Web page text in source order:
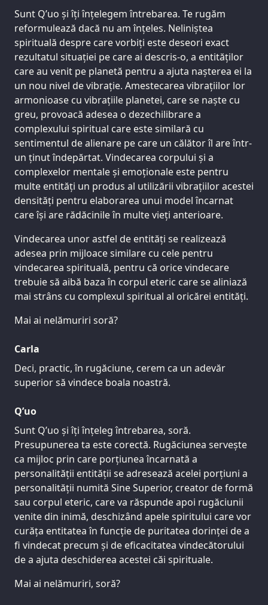
Sunt Q’uo și îți înțelegem întrebarea. Te rugăm
reformulează dacă nu am înțeles. Neliniștea
spirituală despre care vorbiți este deseori exact
rezultatul situației pe care ai descris-o, a entităților
care au venit pe planetă pentru a ajuta nașterea ei la
un nou nivel de vibrație. Amestecarea vibrațiilor lor
armonioase cu vibrațiile planetei, care se naște cu
greu, provoacă adesea o dezechilibrare a
complexului spiritual care este similară cu
sentimentul de alienare pe care un călător îl are într-
un ținut îndepărtat. Vindecarea corpului și a
complexelor mentale și emoționale este pentru
multe entități un produs al utilizării vibrațiilor acestei
densități pentru elaborarea unui model încarnat
care își are rădăcinile în multe vieți anterioare.
Vindecarea unor astfel de entități se realizează
adesea prin mijloace similare cu cele pentru
vindecarea spirituală, pentru că orice vindecare
trebuie să aibă baza în corpul eteric care se aliniază
mai strâns cu complexul spiritual al oricărei entități.
Mai ai nelămuriri soră?
Carla
Deci, practic, în rugăciune, cerem ca un adevăr
superior să vindece boala noastră.
Q’uo
Sunt Q’uo și îți înțeleg întrebarea, soră.
Presupunerea ta este corectă. Rugăciunea servește
ca mijloc prin care porțiunea încarnată a
personalității entității se adresează acelei porțiuni a
personalității numită Sine Superior, creator de formă
sau corpul eteric, care va răspunde apoi rugăciunii
venite din inimă, deschizând apele spiritului care vor
curăța entitatea în funcție de puritatea dorinței de a
fi vindecat precum și de eficacitatea vindecătorului
de a ajuta deschiderea acestei căi spirituale.
Mai ai nelămuriri, soră?